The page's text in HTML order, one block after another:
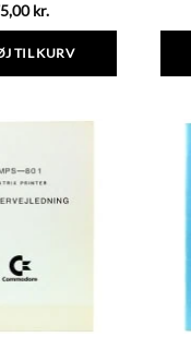
kr.
TIL KURV